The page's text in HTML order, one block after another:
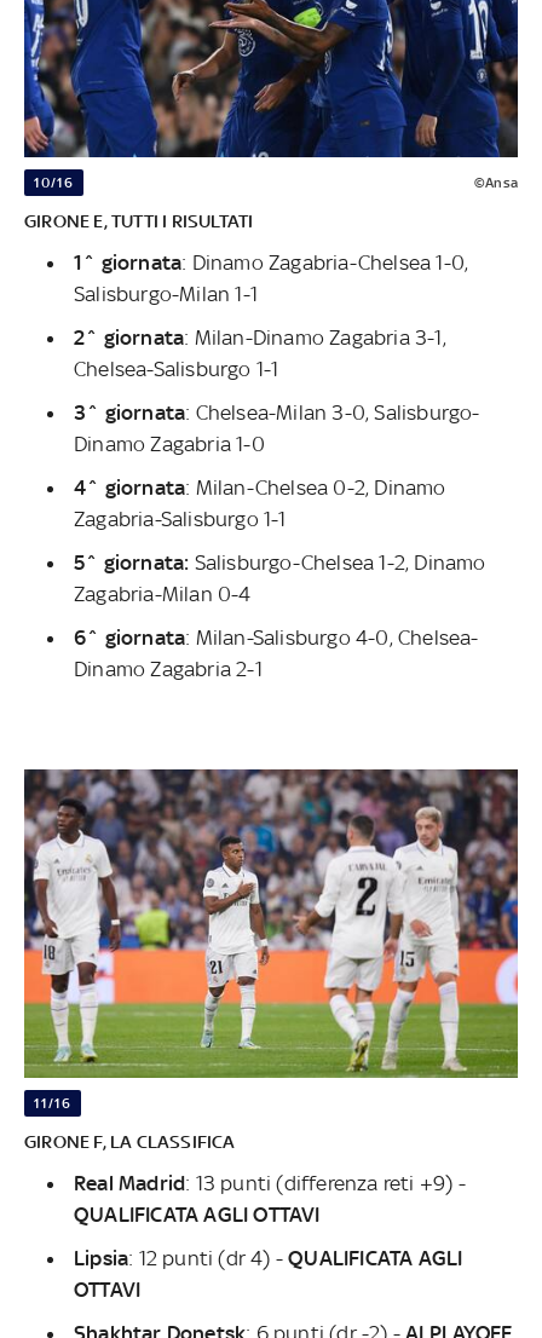
10/16 ©Ansa
GIRONE E, TUTTI I RISULTATI
1^ giornata: Dinamo Zagabria-Chelsea 1-0,
Salisburgo-Milan 1-1
2^ giornata: Milan-Dinamo Zagabria 3-1,
Chelsea-Salisburgo 1-1
3^ giornata: Chelsea-Milan 3-0, Salisburgo-
Dinamo Zagabria 1-0
4^ giornata: Milan-Chelsea 0-2, Dinamo
Zagabria-Salisburgo 1-1
5^ giornata: Salisburgo-Chelsea 1-2, Dinamo
Zagabria-Milan 0-4
6^ giornata: Milan-Salisburgo 4-0, Chelsea-
Dinamo Zagabria 2-1
11/16
GIRONE F, LA CLASSIFICA
Real Madrid: 13 punti (differenza reti +9) -
QUALIFICATA AGLI OTTAVI
Lipsia: 12 punti (dr 4) -QUALIFICATA AGLI
OTTAVI